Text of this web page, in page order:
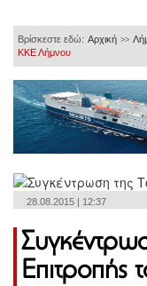
Βρίσκεστε εδώ: Αρχική >>
ΚΚΕ Λήμνου
28.08.2015 | 12:37
Επιτροπής